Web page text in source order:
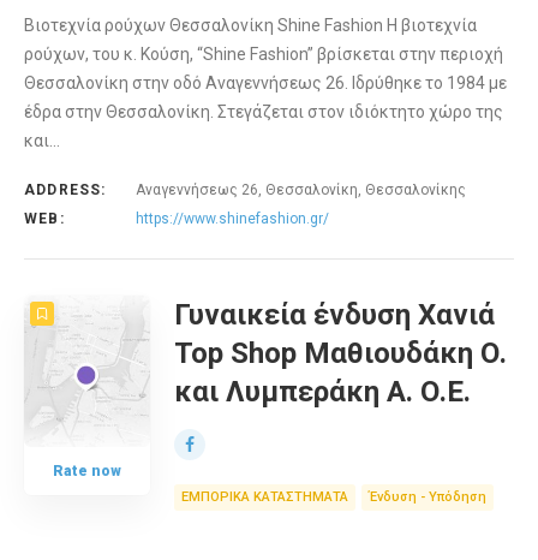
Βιοτεχνία ρούχων Θεσσαλονίκη Shine Fashion Η βιοτεχνία
ρούχων, του κ. Κούση, “Shine Fashion” βρίσκεται στην περιοχή
Θεσσαλονίκη στην οδό Αναγεννήσεως 26. Ιδρύθηκε το 1984 με
έδρα στην Θεσσαλονίκη. Στεγάζεται στον ιδιόκτητο χώρο της
και…
ADDRESS:
Αναγεννήσεως 26, Θεσσαλονίκη, Θεσσαλονίκης
WEB:
https://www.shinefashion.gr/
Rate now
Γυναικεία ένδυση Χανιά
Top Shop Μαθιουδάκη Ο.
και Λυμπεράκη Α. Ο.Ε.
ΕΜΠΟΡΙΚΑ ΚΑΤΑΣΤΗΜΑΤΑ Ένδυση - Υπόδηση